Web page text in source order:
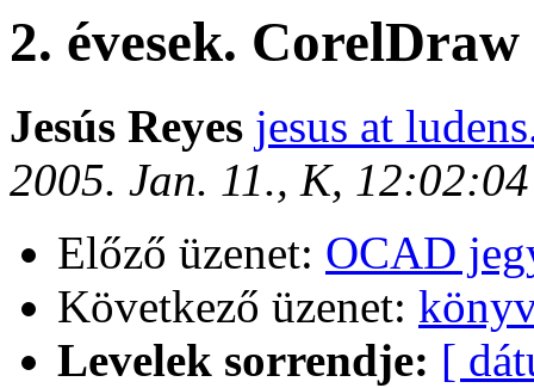
2. évesek.
Jesús Reyes jesus at
2005. Jan. 11., K,
Előző üzenet: OCAD
Következő üzenet:
Levelek sorrendje: [